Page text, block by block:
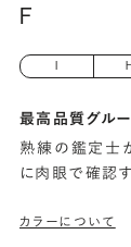
F
H
最高品質グル
熟練の鑑定士
に肉眼で確認
カラーについて